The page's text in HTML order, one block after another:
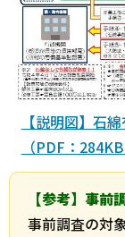
【説明図】石
（PDF：284KB
【参考】事前
事前調査の対